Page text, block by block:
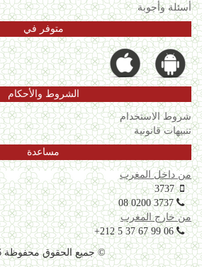
أسئلة وأجوبة
متوفر في
الشروط والأحكام
شروط الاستخدام
تنبيهات قانونية
مساعدة
من داخل المغرب
3737
08 0200 3737
من خارج المغرب
+212 5 37 67 99 06
© جميع الحقوق محفوظة 2026